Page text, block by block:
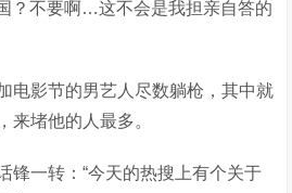
？不要啊…这不会是我担亲自答的
电影节的男艺人尽数躺枪，其中就
来堵他的人最多。
锋一转：“今天的热搜上有个关于